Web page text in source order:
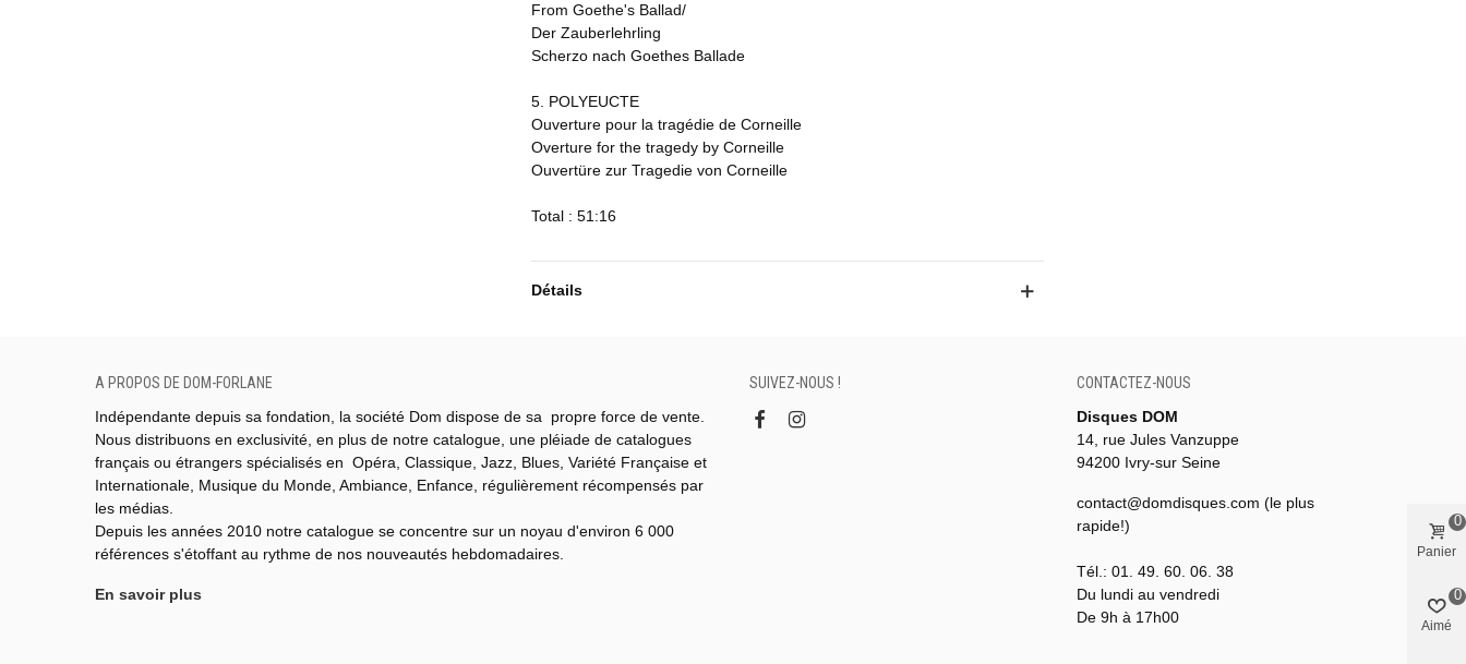
From Goethe's Ballad/
Der Zauberlehrling
Scherzo nach Goethes Ballade
5. POLYEUCTE
Ouverture pour la tragédie de Corneille
Overture for the tragedy by Corneille
Ouvertüre zur Tragedie von Corneille
Total : 51:16
Détails
A PROPOS DE DOM-FORLANE
Indépendante depuis sa fondation, la société Dom dispose de sa propre force de vente.
Nous distribuons en exclusivité, en plus de notre catalogue, une pléiade de catalogues
français ou étrangers spécialisés en Opéra, Classique, Jazz, Blues, Variété Française et
Internationale, Musique du Monde, Ambiance, Enfance, régulièrement récompensés par
les médias.
Depuis les années 2010 notre catalogue se concentre sur un noyau d'environ 6 000
références s'étoffant au rythme de nos nouveautés hebdomadaires.
En savoir plus
SUIVEZ-NOUS !
CONTACTEZ-NOUS
Disques DOM
14, rue Jules Vanzuppe
94200 Ivry-sur Seine
contact@domdisques.com (le plus
rapide!)
Tél.: 01. 49. 60. 06. 38
Du lundi au vendredi
De 9h à 17h00
Panier
0
Aimé
0